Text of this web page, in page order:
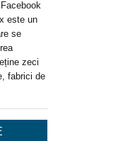
este un
se
zeci
fabrici de